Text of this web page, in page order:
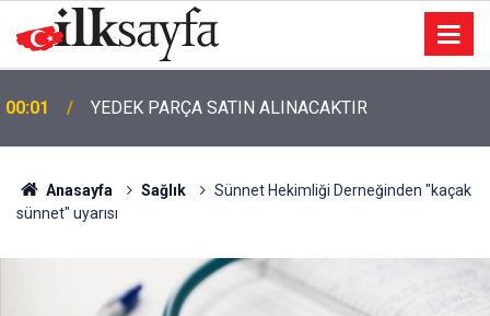
00:01 TEMİZLİK MALZEMESİ SATIN ALINACAKTIR
Anasayfa Sağlık
Sünnet Hekimliği Derneğinden "kaçak
sünnet" uyarısı